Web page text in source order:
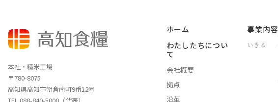
本社・精米工場
〒780-8075
高知県高知市朝倉南町9番12号
ホーム
わたしたちについ
て
会社概要
拠点
沿革
事業内容
いきる